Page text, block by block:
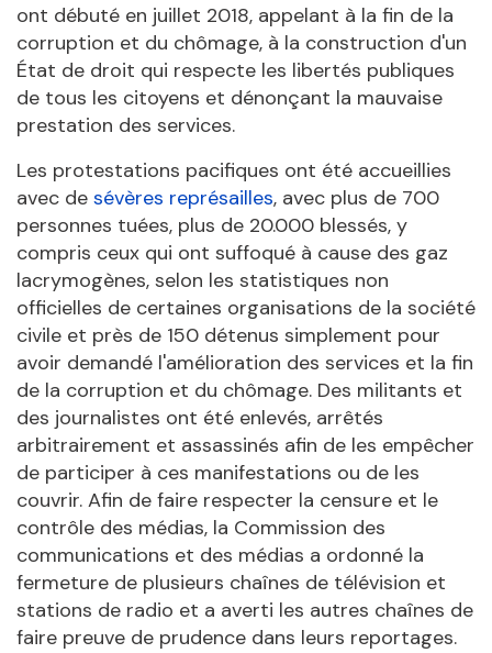
ont débuté en juillet 2018, appelant à la fin de la
corruption et du chômage, à la construction d'un
État de droit qui respecte les libertés publiques
de tous les citoyens et dénonçant la mauvaise
prestation des services.
Les protestations pacifiques ont été accueillies
avec de sévères représailles, avec plus de 700
personnes tuées, plus de 20.000 blessés, y
compris ceux qui ont suffoqué à cause des gaz
lacrymogènes, selon les statistiques non
officielles de certaines organisations de la société
civile et près de 150 détenus simplement pour
avoir demandé l'amélioration des services et la fin
de la corruption et du chômage. Des militants et
des journalistes ont été enlevés, arrêtés
arbitrairement et assassinés afin de les empêcher
de participer à ces manifestations ou de les
couvrir. Afin de faire respecter la censure et le
contrôle des médias, la Commission des
communications et des médias a ordonné la
fermeture de plusieurs chaînes de télévision et
stations de radio et a averti les autres chaînes de
faire preuve de prudence dans leurs reportages.